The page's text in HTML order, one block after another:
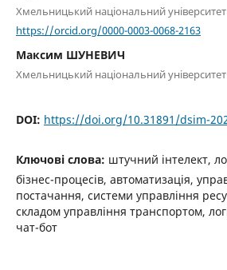
Хмельницький національний університет
https://orcid.org/0000-0003-0068-2163
Максим ШУНЕВИЧ
Хмельницький національний університет
DOI: https://doi.org/10.31891/dsim-
Ключові слова: штучний інтелект,
бізнес-процесів, автоматизація,
постачання, системи управління
складом управління транспортом,
чат-бот